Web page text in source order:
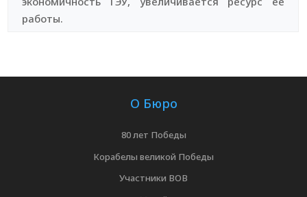
работы.
О Бюро
80 лет Победы
Корабелы великой Победы
Участники ВОВ